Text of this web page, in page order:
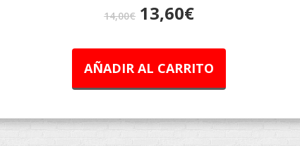
14,00€ 13,60€
AÑADIR AL CARRITO